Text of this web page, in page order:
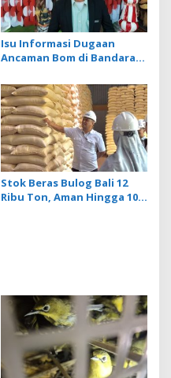
Isu Informasi Dugaan
Ancaman Bom di Bandara
Benar, Operasional
Penerbangan Lancar
Stok Beras Bulog Bali 12
Ribu Ton, Aman Hingga 10